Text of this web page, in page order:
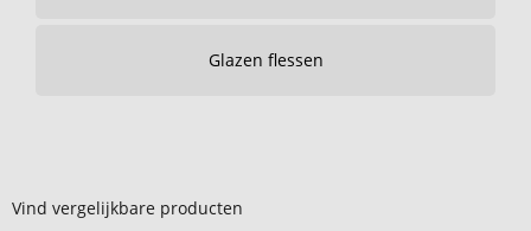
Glazen flessen
Vind vergelijkbare producten